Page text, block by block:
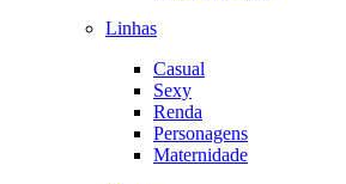
Linhas
Casual
Sexy
Renda
Personagens
Maternidade